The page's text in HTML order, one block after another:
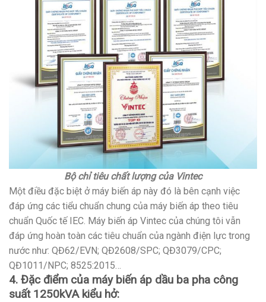
Bộ chỉ tiêu chất lượng của Vintec
Một điều đặc biệt ở máy biến áp này đó là bên cạnh việc
đáp ứng các tiểu chuẩn chung của máy biến áp theo tiêu
chuẩn Quốc tế IEC. Máy biến áp Vintec của chúng tôi vẫn
đáp ứng hoàn toàn các tiêu chuẩn của ngành điện lực trong
nước như: QĐ62/EVN; QĐ2608/SPC; QĐ3079/CPC;
QĐ1011/NPC; 8525:2015…
4. Đặc điểm của máy biến áp dầu ba pha công
suất 1250kVA kiểu hở: